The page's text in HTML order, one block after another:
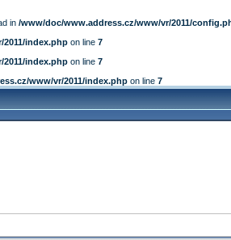
in /www/doc/www.address.cz/www/vr/2011/
index.php on line 7
index.php on line 7
www/vr/2011/index.php on line 7